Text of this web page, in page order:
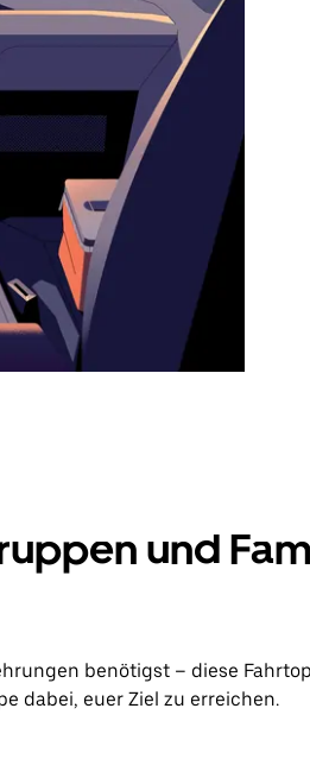
und
benötigst – diese
dabei, euer Ziel zu erreichen.